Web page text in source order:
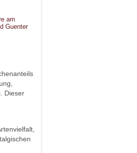
am
Guenter
Dieser